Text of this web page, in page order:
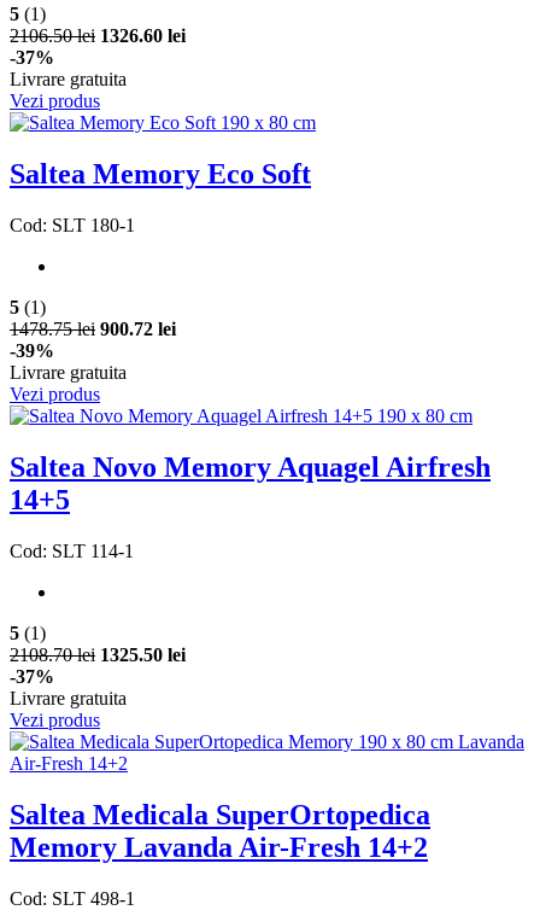
5 (1)
2106.50 lei 1326.60 lei
-37%
Livrare gratuita
Vezi produs
Saltea Memory Eco Soft
Cod: SLT 180-1
5 (1)
1478.75 lei 900.72 lei
-39%
Livrare gratuita
Vezi produs
Saltea Novo Memory Aquagel Airfresh
14+5
Cod: SLT 114-1
5 (1)
2108.70 lei 1325.50 lei
-37%
Livrare gratuita
Vezi produs
Saltea Medicala SuperOrtopedica
Memory Lavanda Air-Fresh 14+2
Cod: SLT 498-1